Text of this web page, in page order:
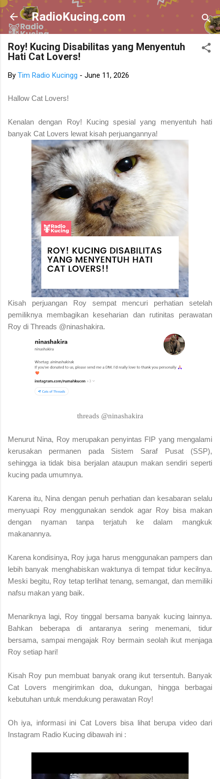
Skip to main content
RadioKucing.com
Roy! Kucing Disabilitas yang Menyentuh
Hati Cat Lovers!
By Tim Radio Kucingg - June 11, 2026
Hallow Cat Lovers!
Kenalan dengan Roy! Kucing spesial yang menyentuh hati
banyak Cat Lovers lewat kisah perjuangannya!
Kisah perjuangan Roy sempat mencuri perhatian setelah
pemiliknya membagikan keseharian dan rutinitas perawatan
Roy di Threads @ninashakira.
threads @ninashakira
Menurut Nina, Roy merupakan penyintas FIP yang mengalami
kerusakan permanen pada Sistem Saraf Pusat (SSP),
sehingga ia tidak bisa berjalan ataupun makan sendiri seperti
kucing pada umumnya.
Karena itu, Nina dengan penuh perhatian dan kesabaran selalu
menyuapi Roy menggunakan sendok agar Roy bisa makan
dengan nyaman tanpa terjatuh ke dalam mangkuk
makanannya.
Karena kondisinya, Roy juga harus menggunakan pampers dan
lebih banyak menghabiskan waktunya di tempat tidur kecilnya.
Meski begitu, Roy tetap terlihat tenang, semangat, dan memiliki
nafsu makan yang baik.
Menariknya lagi, Roy tinggal bersama banyak kucing lainnya.
Bahkan beberapa di antaranya sering menemani, tidur
bersama, sampai mengajak Roy bermain seolah ikut menjaga
Roy setiap hari!
Kisah Roy pun membuat banyak orang ikut tersentuh. Banyak
Cat Lovers mengirimkan doa, dukungan, hingga berbagai
kebutuhan untuk mendukung perawatan Roy!
Oh iya, informasi ini Cat Lovers bisa lihat berupa video dari
Instagram Radio Kucing dibawah ini :